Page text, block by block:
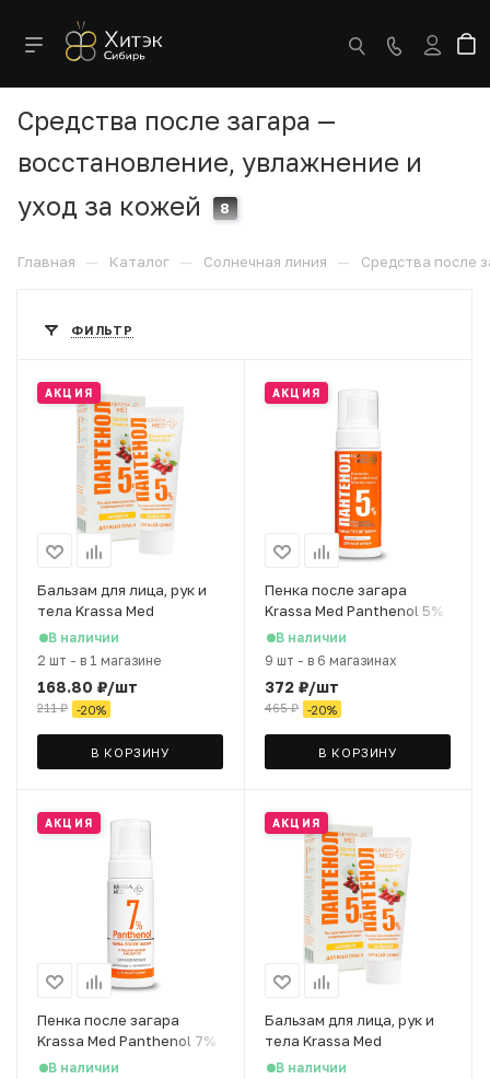
Средства после загара —
восстановление, увлажнение и
уход за кожей
8
Главная — Каталог — Солнечная линия — Средства после
ФИЛЬТР
АКЦИЯ
Бальзам для лица, рук и
тела Krassa Med
Panthenol 5% для всей
семьи, 75 мл
В наличии
2 шт - в 1 магазине
168.80 ₽/шт
211₽ -20%
В КОРЗИНУ
АКЦИЯ
Пенка после загара
Krassa Med Panthenol 5%
для всей семьи
охлаждающая, 150 мл
В наличии
9 шт - в 6 магазинах
372 ₽/шт
465₽ -20%
В КОРЗИНУ
АКЦИЯ
Пенка после загара
Krassa Med Panthenol 7%
для всей семьи с
В наличии
АКЦИЯ
Бальзам для лица, рук и
тела Krassa Med
Panthenol 5% для всей
В наличии